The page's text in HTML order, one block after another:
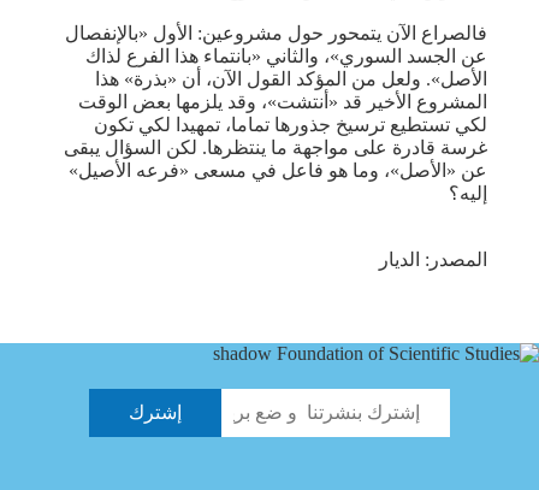
فالصراع الآن يتمحور حول مشروعين: الأول «بالإنفصال
عن الجسد السوري»، والثاني «بانتماء هذا الفرع لذاك
الأصل». ولعل من المؤكد القول الآن، أن «بذرة» هذا
المشروع الأخير قد «أنتشت»، وقد يلزمها بعض الوقت
لكي تستطيع ترسيخ جذورها تماما، تمهيدا لكي تكون
غرسة قادرة على مواجهة ما ينتظرها. لكن السؤال يبقى
عن «الأصل»، وما هو فاعل في مسعى «فرعه الأصيل»
إليه؟
المصدر: الديار